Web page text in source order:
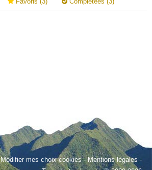
Modifier mes choix cookies-Mentions légales -